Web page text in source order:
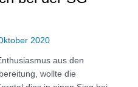
2020
aus den
wollte die